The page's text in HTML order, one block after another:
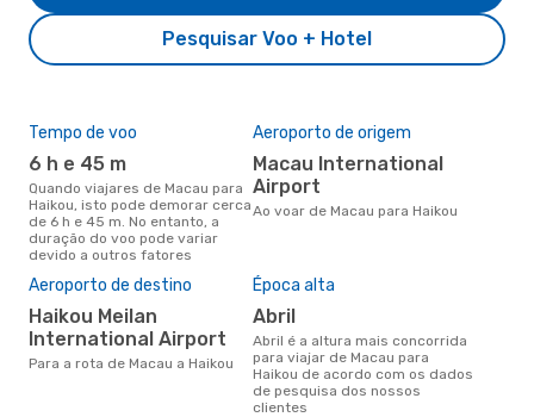
Pesquisar Voo + Hotel
Tempo de voo
6 h e 45 m
Quando viajares de Macau para
Haikou, isto pode demorar cerca
de 6 h e 45 m. No entanto, a
duração do voo pode variar
devido a outros fatores
Aeroporto de origem
Macau International
Airport
Ao voar de Macau para Haikou
Aeroporto de destino
Haikou Meilan
International Airport
Para a rota de Macau a Haikou
Época alta
abril
abril é a altura mais concorrida
para viajar de Macau para
Haikou de acordo com os dados
de pesquisa dos nossos
clientes